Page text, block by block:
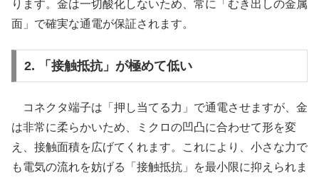
ります。金は一切酸化しないため、常に「むき出しの金属
面」で確実な通電が保証されます。
2. 「接触抵抗」が極めて低い
コネクタ端子は「押し当てる力」で通電させますが、金
は非常に柔らかいため、ミクロの凹凸に合わせて形を変
え、接触面積を広げてくれます。これにより、小さな力で
も電気の流れを妨げる「接触抵抗」を最小限に抑えられま